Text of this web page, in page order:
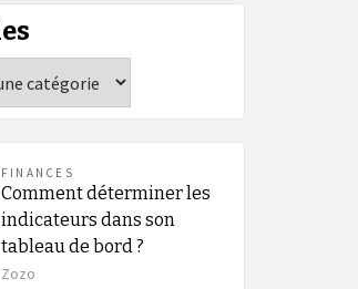
FINANCES
Comment déterminer les
indicateurs dans son
tableau de bord ?
Zozo